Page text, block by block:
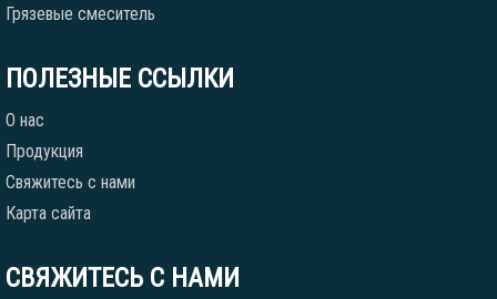
Грязевые смеситель
ПОЛЕЗНЫЕ ССЫЛКИ
О нас
Продукция
Свяжитесь с нами
Карта сайта
СВЯЖИТЕСЬ С НАМИ